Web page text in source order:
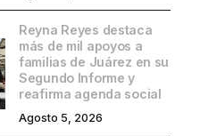
Reyna Reyes destaca
más de mil apoyos a
familias de Juárez en su
Segundo Informe y
reafirma agenda social
Agosto 5, 2026